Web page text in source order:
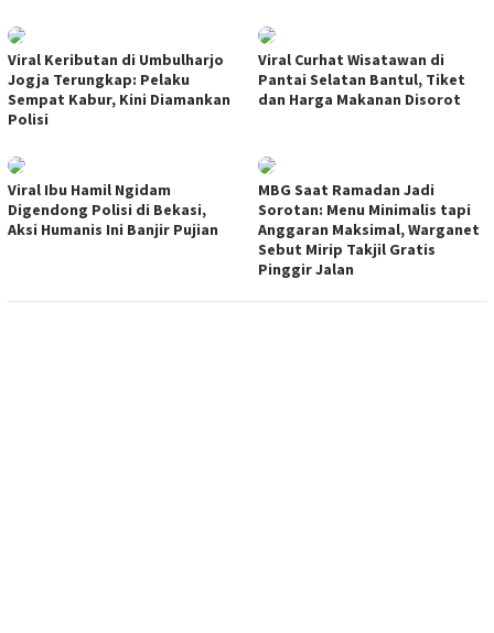
Viral Keributan di Umbulharjo
Jogja Terungkap: Pelaku
Sempat Kabur, Kini Diamankan
Polisi
Viral Curhat Wisatawan di
Pantai Selatan Bantul, Tiket
dan Harga Makanan Disorot
Viral Ibu Hamil Ngidam
Digendong Polisi di Bekasi,
Aksi Humanis Ini Banjir Pujian
MBG Saat Ramadan Jadi
Sorotan: Menu Minimalis tapi
Anggaran Maksimal, Warganet
Sebut Mirip Takjil Gratis
Pinggir Jalan